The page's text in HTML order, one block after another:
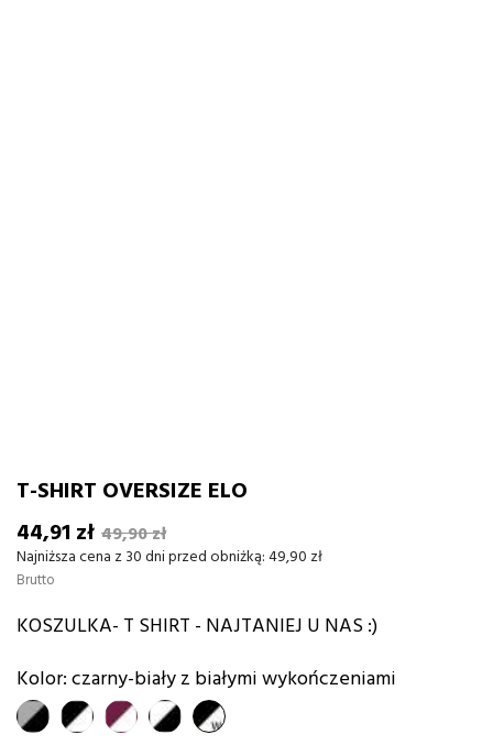
T-SHIRT OVERSIZE ELO
44,91 zł 49,90 zł
Najniższa cena z 30 dni przed obniżką:49,90 zł
Brutto
KOSZULKA- T SHIRT - NAJTANIEJ U NAS :)
Kolor: czarny-biały z białymi wykończeniami
szary-czarno-burgund-
biały- czarny-